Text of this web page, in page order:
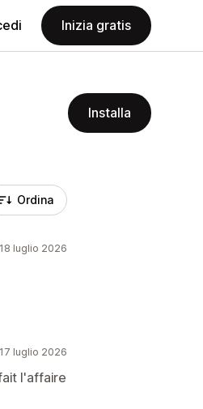
Inizia gratis
Installa
Ordina
18 luglio 2026
17 luglio 2026
l'affaire